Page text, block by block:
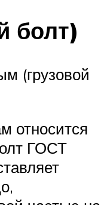
болт)
(грузовой
относится
ГОСТ